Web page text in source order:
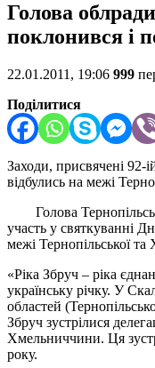
Голова
поклонився і
22.01.2011, 19:06 999
Поділитися
Заходи, присвячені 92-
відбулись на межі
Голова
участь у святкуванні
межі Тернопільської та
«Ріка Збруч – ріка
українську річку. У
областей
Збруч зустрілися
Хмельниччини. Ця
року.